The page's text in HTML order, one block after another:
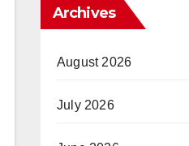
Archives
August 2026
July 2026